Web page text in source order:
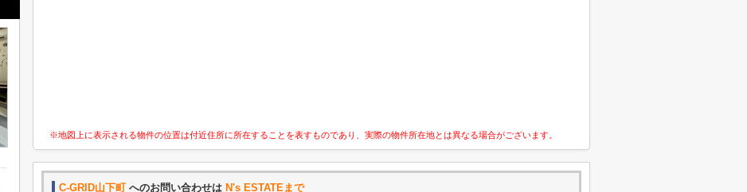
※地図上に表示される物件の位置は付近住所に所在することを表すものであり、実際の物件所在地とは異なる場合がございます。
C-GRID山下町へのお問い合わせは N's ESTATEまで